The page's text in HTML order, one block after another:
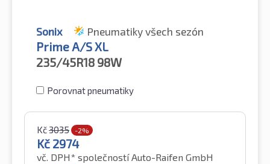
Sonix Pneumatiky všech sezón
Prime A/S XL
235/45R18 98W
Porovnat pneumatiky
Kč3035 -2%
Kč 2974
vč. DPH* společností Auto-Raifen GmbH